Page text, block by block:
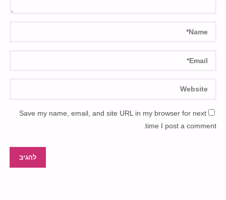
Save my name, email, and site URL in my browser for next
time I post a comment.